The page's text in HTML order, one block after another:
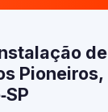
de
Pioneiros,